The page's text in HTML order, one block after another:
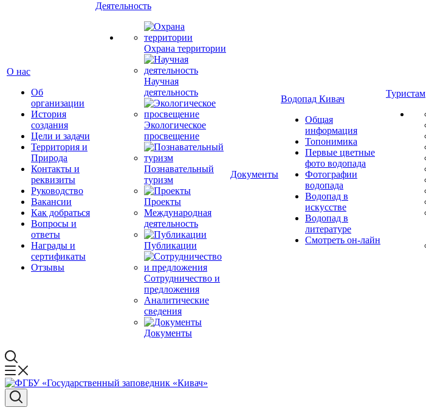
О нас
Об
организации
История
создания
Цели и задачи
Территория и
Природа
Контакты и
реквизиты
Руководство
Вакансии
Как добраться
Вопросы и
ответы
Награды и
сертификаты
Отзывы
Деятельность
Охрана территории
Научная
деятельность
Экологическое
просвещение
Познавательный
туризм
Проекты
Международная
деятельность
Публикации
Сотрудничество и
предложения
Аналитические
сведения
Документы
Документы
Водопад Кивач
Общая
информация
Топонимика
Первые цветные
фото водопада
Фотографии
водопада
Водопад в
искусстве
Водопад в
литературе
Смотреть он-лайн
Туристам